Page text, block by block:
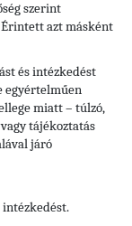
szerint
azt másként
és intézkedést
egyértelműen
miatt – túlzó,
tájékoztatás
járó